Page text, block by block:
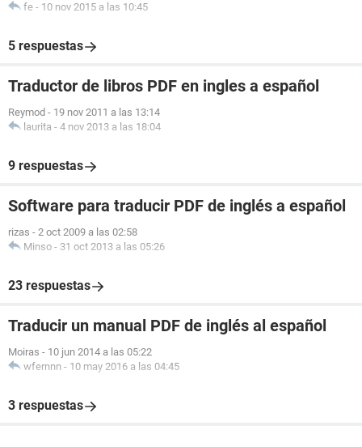
fe - 10 nov 2015 a las 10:45
5 respuestas
Traductor de libros PDF en ingles a español
Reymod - 19 nov 2011 a las 13:14
laurita - 4 nov 2013 a las 18:04
9 respuestas
Software para traducir PDF de inglés a español
rizas - 2 oct 2009 a las 02:58
Minso - 31 oct 2013 a las 05:26
23 respuestas
Traducir un manual PDF de inglés al español
Moiras - 10 jun 2014 a las 05:22
wfernnn - 10 may 2016 a las 04:45
3 respuestas